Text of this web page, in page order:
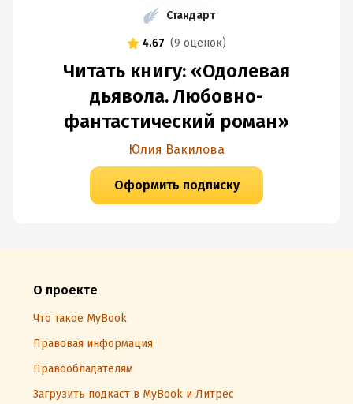
Стандарт
4.67 (9 оценок)
Читать книгу: «Одолевая
дьявола. Любовно-
фантастический роман»
Юлия Вакилова
Оформить подписку
О проекте
Что такое MyBook
Правовая информация
Правообладателям
Загрузить подкаст в MyBook и Литрес